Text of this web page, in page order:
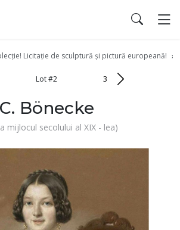
Licitație de sculptură şi pictură europeană!
Lot #2 3
C. Bönecke
mijlocul secolului al XIX - lea)